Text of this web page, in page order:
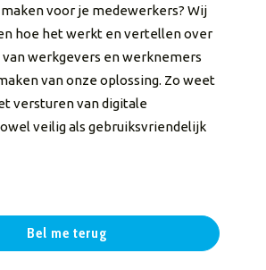
voor je medewerkers? Wij
hoe het werkt en vertellen over
werkgevers en werknemers
van onze oplossing. Zo weet
versturen van digitale
veilig als gebruiksvriendelijk
Bel me terug